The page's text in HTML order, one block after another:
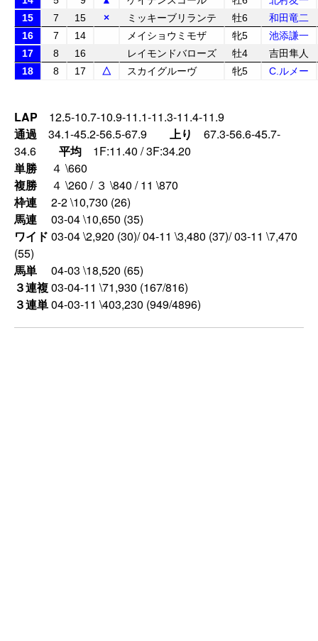
15
7 15 × ミッキーブリランテ 牡6
和田竜二
16
7 14 メイショウミモザ 牝5
池添謙一
17
8 16 レイモンドバローズ 牡4
吉田隼人
18
8 17 △ スカイグルーヴ 牝5 C.ルメー
LAP 12.5-10.7-10.9-11.1-11.3-11.4-11.9
通過 34.1-45.2-56.5-67.9 上り 67.3-56.6-45.7-
34.6 平均 1F:11.40 / 3F:34.20
単勝
４ \660
複勝
４ \260 / ３ \840 / 11 \870
枠連
2-2 \10,730 (26)
馬連
03-04 \10,650 (35)
ワイド 03-04 \2,920 (30)/ 04-11 \3,480 (37)/ 03-11 \7,470
(55)
馬単
04-03 \18,520 (65)
３連複03-04-11 \71,930 (167/816)
３連単04-03-11 \403,230 (949/4896)